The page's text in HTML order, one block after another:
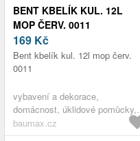
BENT KBELÍK KUL. 12L
MOP ČERV. 0011
169 Kč
Bent kbelík kul. 12l mop červ.
0011
vybavení a dekorace,
domácnost, úklidové pomůcky,
mopy; náhrady a
baumax.cz